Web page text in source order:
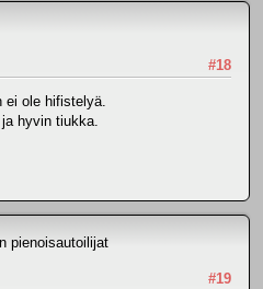
#18
ei ole hifistelyä.
hyvin tiukka.
pienoisautoilijat
#19